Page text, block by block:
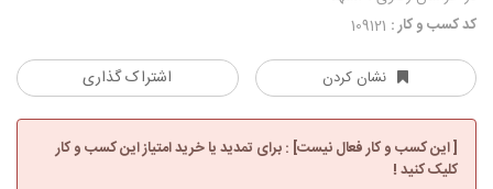
کد کسب و کار :
نشان کردن اشتراک گذاری
[ این کسب و کار فعال نیست] : برای تمدید یا خرید امتیاز این کسب و کار
کلیک کنید !